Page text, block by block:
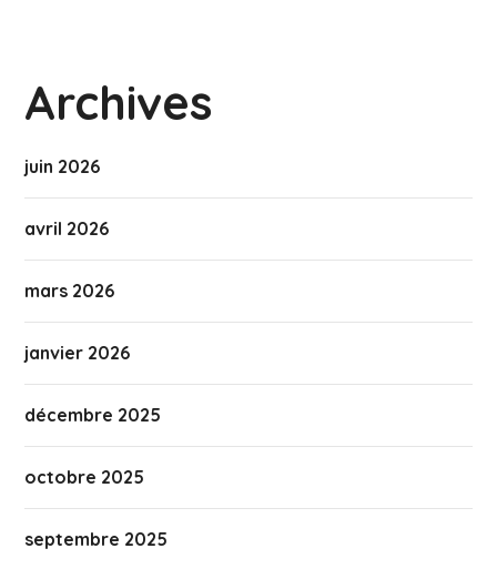
Archives
juin 2026
avril 2026
mars 2026
janvier 2026
décembre 2025
octobre 2025
septembre 2025